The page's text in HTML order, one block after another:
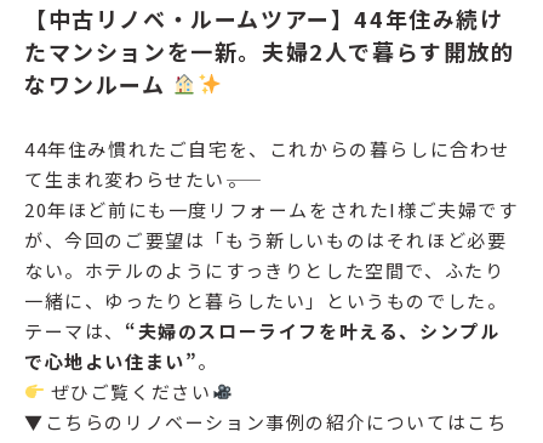
【中古リノベ・ルームツアー】44年住み続け
たマンションを一新。夫婦2人で暮らす開放的
なワンルーム
44年住み慣れたご自宅を、これからの暮らしに合わせ
て生まれ変わらせたい――。
20年ほど前にも一度リフォームをされたI様ご夫婦です
が、今回のご要望は「もう新しいものはそれほど必要
ない。ホテルのようにすっきりとした空間で、ふたり
一緒に、ゆったりと暮らしたい」というものでした。
テーマは、 “夫婦のスローライフを叶える、シンプル
で心地よい住まい”。
ぜひご覧ください
▼こちらのリノベーション事例の紹介についてはこち